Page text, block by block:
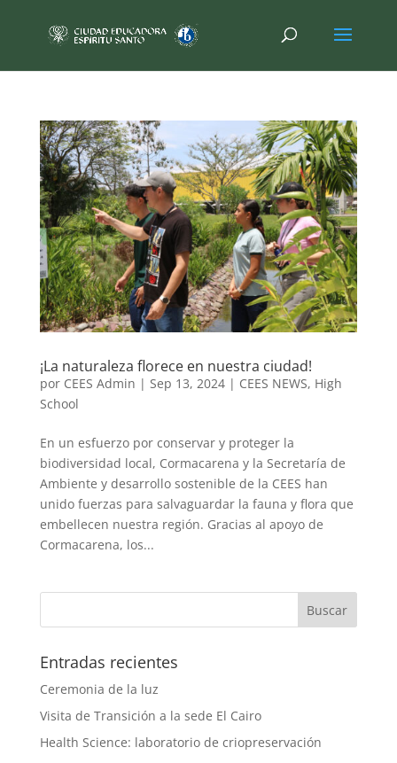
¡La naturaleza florece en nuestra ciudad!
por CEES Admin | Sep 13, 2024| CEES NEWS, High
School
En un esfuerzo por conservar y proteger la
biodiversidad local, Cormacarena y la Secretaría de
Ambiente y desarrollo sostenible de la CEES han
unido fuerzas para salvaguardar la fauna y flora que
embellecen nuestra región. Gracias al apoyo de
Cormacarena, los...
Entradas recientes
Ceremonia de la luz
Visita de Transición a la sede El Cairo
Health Science: laboratorio de criopreservación